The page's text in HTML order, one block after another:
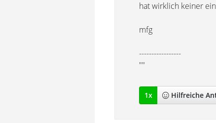
hat wirklich keiner
mfg
-----------------
""
1x Hilfreiche